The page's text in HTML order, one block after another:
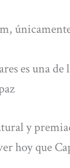
es una
y
hoy que